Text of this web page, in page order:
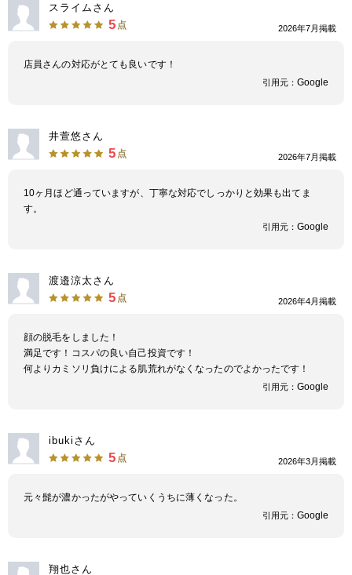
スライムさん
5 点 2026年7月掲載
店員さんの対応がとても良いです！
引用元： Google
井萱悠さん
5 点 2026年7月掲載
10ヶ月ほど通っていますが、丁寧な対応でしっかりと効果も出てま
す。
引用元： Google
渡邉涼太さん
5 点 2026年4月掲載
顔の脱毛をしました！
満足です！コスパの良い自己投資です！
何よりカミソリ負けによる肌荒れがなくなったのでよかったです！
引用元： Google
ibukiさん
5 点 2026年3月掲載
元々髭が濃かったがやっていくうちに薄くなった。
引用元： Google
翔也さん
山口県 徳島県
大分県 宮崎県 沖縄県